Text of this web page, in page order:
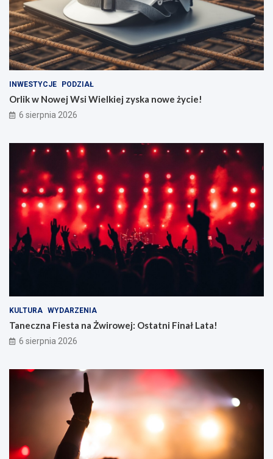
INWESTYCJE PODZIAŁ
Orlik w Nowej Wsi Wielkiej zyska nowe życie!
6 sierpnia 2026
KULTURA WYDARZENIA
Taneczna Fiesta na Żwirowej: Ostatni Finał Lata!
6 sierpnia 2026